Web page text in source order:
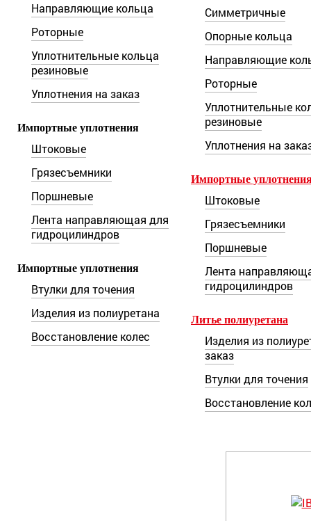
Направляющие кольца
Роторные
Уплотнительные кольца
резиновые
Уплотнения на заказ
Импортные уплотнения
Штоковые
Грязесъемники
Поршневые
Лента направляющая для
гидроцилиндров
Импортные уплотнения
Втулки для точения
Изделия из полиуретана
Восстановление колес
Симметричные
Опорные кольца
Направляющие
Роторные
Уплотнительные
резиновые
Уплотнения на
Импортные
Штоковые
Грязесъемники
Поршневые
Лента
гидроцилиндров
Литье полиуретана
Изделия из
заказ
Втулки для точения
Восстановление